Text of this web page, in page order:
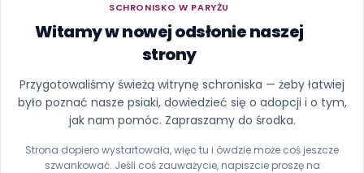
SCHRONISKO W PARYŻU
Witamy w nowej odsłonie naszej
strony
Przygotowaliśmy świeżą witrynę schroniska — żeby łatwiej
było poznać nasze psiaki, dowiedzieć się o adopcji i o tym,
jak nam pomóc. Zapraszamy do środka.
Strona dopiero wystartowała, więc tu i ówdzie może coś jeszcze
szwankować. Jeśli coś zauważycie, napiszcie proszę na
Ups, ta strona uciekła z
kojca
Nie znaleźliśmy strony pod tym adresem (błąd 404).